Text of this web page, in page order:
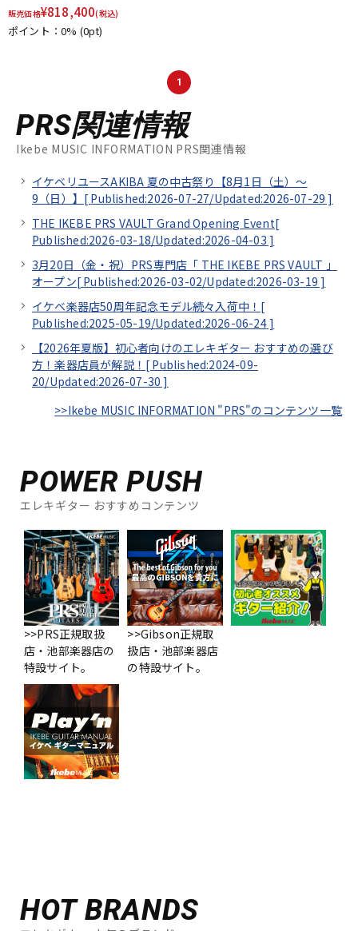
販売価格¥818,400(税込)
ポイント：0% (0pt)
1
PRS関連情報
Ikebe MUSIC INFORMATION PRS関連情報
イケベリユースAKIBA 夏の中古祭り【8月1日（土）～
9（日）】[ Published:2026-07-27/Updated:2026-07-29 ]
THE IKEBE PRS VAULT Grand Opening Event[
Published:2026-03-18/Updated:2026-04-03 ]
3月20日（金・祝）PRS専門店「 THE IKEBE PRS VAULT 」
オープン[ Published:2026-03-02/Updated:2026-03-19 ]
イケベ楽器店50周年記念モデル続々入荷中！[
Published:2025-05-19/Updated:2026-06-24]
【2026年夏版】初心者向けのエレキギター おすすめの選び
方！楽器店員が解説！[ Published:2024-09-
20/Updated:2026-07-30 ]
>>Ikebe MUSIC INFORMATION "PRS"のコンテンツ一覧
POWER PUSH
エレキギター おすすめコンテンツ
>>PRS正規取扱
店・池部楽器店の
特設サイト。
>>Gibson正規取
扱店・池部楽器店
の特設サイト。
HOT BRANDS